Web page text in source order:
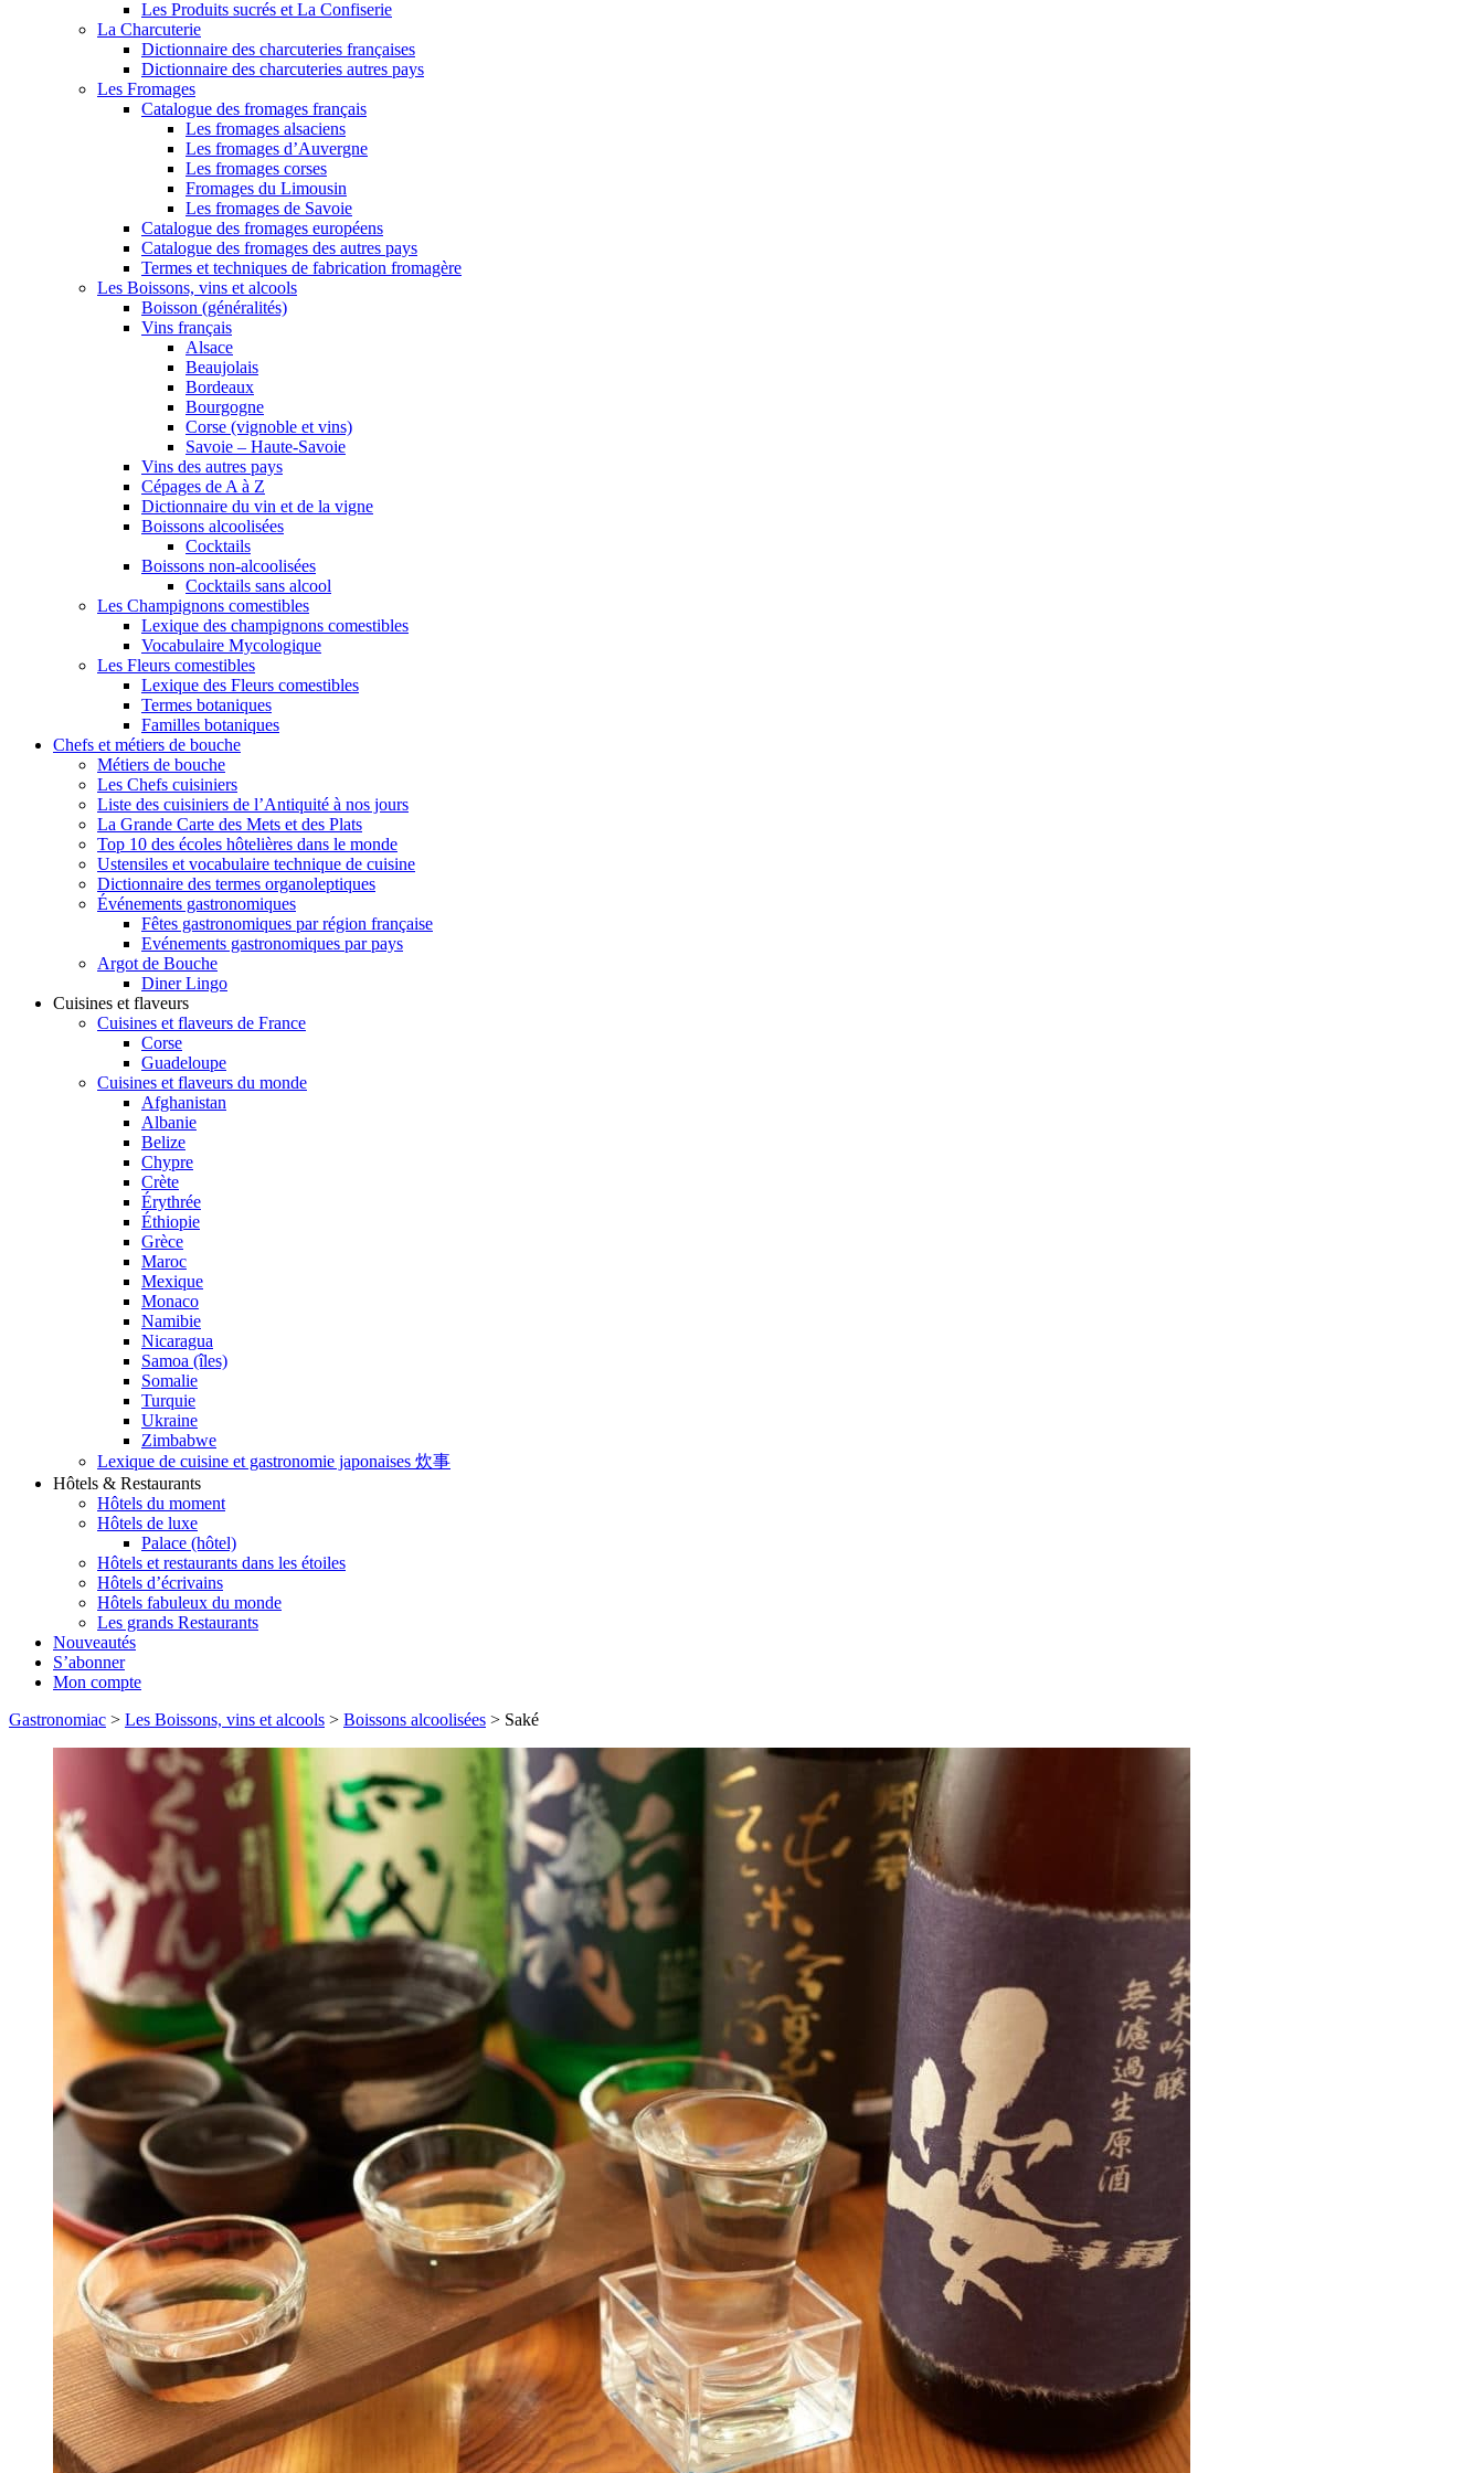
Les Produits sucrés et La Confiserie
La Charcuterie
Dictionnaire des charcuteries françaises
Dictionnaire des charcuteries autres pays
Les Fromages
Catalogue des fromages français
Les fromages alsaciens
Les fromages d’Auvergne
Les fromages corses
Fromages du Limousin
Les fromages de Savoie
Catalogue des fromages européens
Catalogue des fromages des autres pays
Termes et techniques de fabrication fromagère
Les Boissons, vins et alcools
Boisson (généralités)
Vins français
Alsace
Beaujolais
Bordeaux
Bourgogne
Corse (vignoble et vins)
Savoie – Haute-Savoie
Vins des autres pays
Cépages de A à Z
Dictionnaire du vin et de la vigne
Boissons alcoolisées
Cocktails
Boissons non-alcoolisées
Cocktails sans alcool
Les Champignons comestibles
Lexique des champignons comestibles
Vocabulaire Mycologique
Les Fleurs comestibles
Lexique des Fleurs comestibles
Termes botaniques
Familles botaniques
Chefs et métiers de bouche
Métiers de bouche
Les Chefs cuisiniers
Liste des cuisiniers de l’Antiquité à nos jours
La Grande Carte des Mets et des Plats
Top 10 des écoles hôtelières dans le monde
Ustensiles et vocabulaire technique de cuisine
Dictionnaire des termes organoleptiques
Événements gastronomiques
Fêtes gastronomiques par région française
Evénements gastronomiques par pays
Argot de Bouche
Diner Lingo
Cuisines et flaveurs
Cuisines et flaveurs de France
Corse
Guadeloupe
Cuisines et flaveurs du monde
Afghanistan
Albanie
Belize
Chypre
Crète
Érythrée
Éthiopie
Grèce
Maroc
Mexique
Monaco
Namibie
Nicaragua
Samoa (îles)
Somalie
Turquie
Ukraine
Zimbabwe
Lexique de cuisine et gastronomie japonaises 炊事
Hôtels & Restaurants
Hôtels du moment
Hôtels de luxe
Palace (hôtel)
Hôtels et restaurants dans les étoiles
Hôtels d’écrivains
Hôtels fabuleux du monde
Les grands Restaurants
Nouveautés
S’abonner
Mon compte
Gastronomiac > Les Boissons, vins et alcools > Boissons alcoolisées > Saké